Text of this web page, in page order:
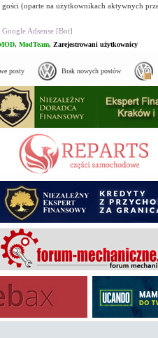
(oparte na użytkownikach aktywnych
Google Adsense [Bot]
, ModTeam, Zarejestrowani użytkownicy
posty Brak nowych postów